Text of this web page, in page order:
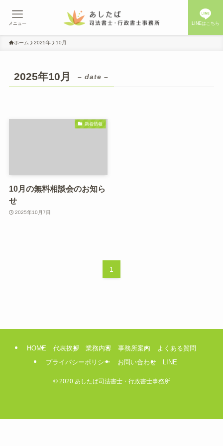
LINEはこちら
メニュー
ホーム 2025年 10月
2025年10月 – date –
新着情報
10月の無料相談会のお知ら
せ
2025年10月7日
1
HOME 代表挨拶 業務内容 事務所案内
よくある質問
プライバシーポリシー
お問い合わせ LINE
©2020 あしたば司法書士・行政書士事務所